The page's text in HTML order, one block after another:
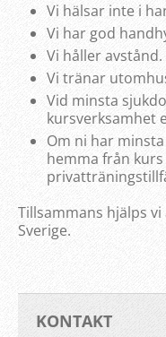
Vi hälsar inte i
Vi har god
Vi håller avstånd.
Vi tränar
Vid minsta
kursverksamhet
Om ni har
hemma från
Tillsammans hjälps
Sverige.
KONTAKT